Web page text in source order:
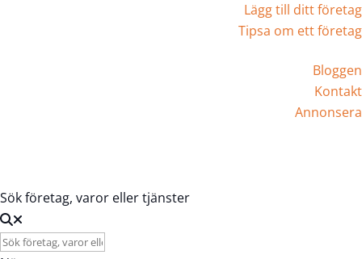
Lägg till ditt företag
Tipsa om ett företag
Bloggen
Kontakt
Annonsera
Sök företag, varor eller tjänster